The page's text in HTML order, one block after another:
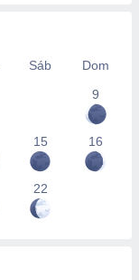
Sáb
Dom
9
15 16
22